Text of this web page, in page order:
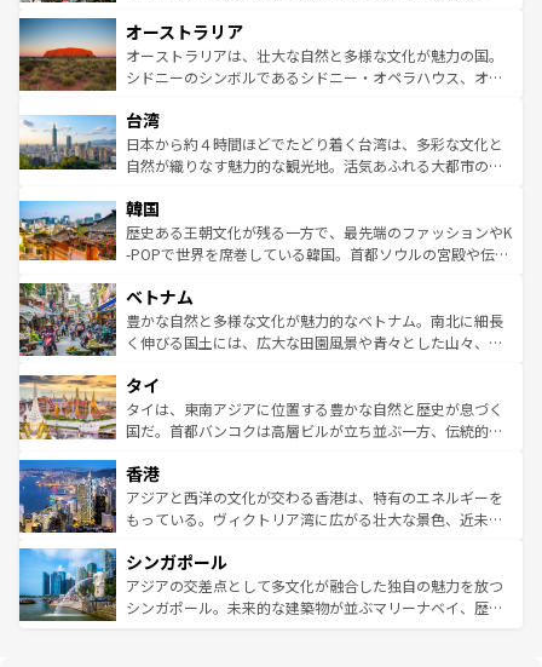
部のニューオーリンズでは、音楽と美食が融合した独特の
文化が魅力。旅行者はアメリカの各地域で異なる魅力を楽
しみながら、その多様性と豊かな歴史を感じることができ
ならではの贅沢な旅のスタイルだ。 なお、新着のアメリカ
情報はコンテンツ一覧を参照してほしい。
ワイ島は見逃せない。また、定番の観光地といえばオアフ
島だが、静かな自然を求めるならマウイ島やカウアイ島が
おすすめ。エメラルドグリーンに輝く海をはじめ、豊かな
れるおもてなしの心で訪れる人々を迎えてくれるハワイの
人々、おいしいローカルフードやハワイアンミュージッ
ク、伝統的なフラダンスなど、すべてがハワイの魅力を彩
ワイを、存分に味わってほしい。 なお、新着のハワイ情報
はコンテンツ一覧を参照してほしい。
オーストラリア
オーストラリアは、壮大な自然と多様な文化が魅力の国。
シドニーのシンボルであるシドニー・オペラハウス、オー
リアリーフや大陸中央部にそびえるウルル（エアーズロッ
ク）、タスマニアの美しい原生林やケアンズの熱帯雨林な
ど、見どころがたくさん。また、カフェやワイン、オージ
いる。アクティビティも充実しており、サーフィンやダイ
ビング、ハイキングなど、アウトドア好きにはたまらな
い。オーストラリアの多彩な魅力を存分に味わいつくそ
参照してほしい。
台湾
日本から約４時間ほどでたどり着く台湾は、多彩な文化と
自然が織りなす魅力的な観光地。活気あふれる大都市の台
ン）、静ひつな山岳地帯である台湾東部など、都市の喧騒
と山間の静けさが共存しており、訪れる人に新しい発見と
驚きをもたらしてくれる。また、奥深い台湾の食文化も魅
容にもいいと評判のスイーツなど、バラエティ豊かな料理
が味わえる。 なお、新着の台湾情報は コンテンツ一覧を参
照してほしい。
韓国
歴史ある王朝文化が残る一方で、最先端のファッションやK
-POPで世界を席巻している韓国。首都ソウルの宮殿や伝統
き、地方に足を延ばせば四季折々の自然美を楽しむことが
できる。そして、キムチや焼肉、絶品のストリートフード
まで、さまざまな韓国料理が待っている。夜には、韓国な
リティに包まれながら、韓国の多彩な魅力を心ゆくまで味
わってみてほしい。 なお、新着の韓国情報はコンテンツ一
覧を参照してほしい。
ベトナム
豊かな自然と多様な文化が魅力的なベトナム。南北に細長
く伸びる国土には、広大な田園風景や青々とした山々、世
急速な発展と共に伝統が息づく。ハノイの古い町並みやホ
ーチミン市のフランス統治時代の建物も、独特の雰囲気を
醸し出している。また、バラエティの豊かさとおいしさで
とつ。フォーやバインミー、ベトナムコーヒーなどは、ぜ
ひ現地で味わいたい。どの地域を訪れてもあたたかい人々
が旅行者を迎えてくれるので、きっと忘れられない旅にな
参照してほしい。
タイ
タイは、東南アジアに位置する豊かな自然と歴史が息づく
国だ。首都バンコクは高層ビルが立ち並ぶ一方、伝統的な
の活気が交差している。北部ではチェンマイなどの山岳地
帯で自然と触れ合い、南部ではプーケットやクラビの美し
いビーチでリゾート気分を楽しむことができる。タイ料理
激する。気候は一年中温暖で、どの季節にも異なる楽しみ
が待っている。親しみやすいタイの人々、仏教を中心とし
た文化、そして多様な観光資源が、訪れる旅人を魅了し続
香港
アジアと西洋の文化が交わる香港は、特有のエネルギーを
もっている。ヴィクトリア湾に広がる壮大な景色、近未来
み、どこを訪れても感動するはず。観光スポットが密集し
ており、効率よく見どころを回れるのも魅力。息をのむよ
うな絶景から文化的な体験まで、香港を存分に楽しみ尽く
シンガポール
アジアの交差点として多文化が融合した独自の魅力を放つ
シンガポール。未来的な建築物が並ぶマリーナベイ、歴史